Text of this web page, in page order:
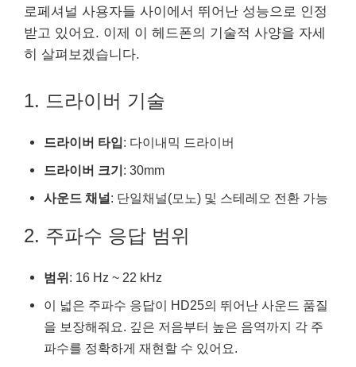
로페셔널 사용자들 사이에서 뛰어난 성능으로 인정
받고 있어요. 이제 이 헤드폰의 기술적 사양을 자세
히 살펴보겠습니다.
1. 드라이버 기술
드라이버 타입: 다이내믹 드라이버
드라이버 크기: 30mm
사운드 채널: 단일채널(모노) 및 스테레오 전환 가능
2. 주파수 응답 범위
범위: 16 Hz ~ 22 kHz
이 넓은 주파수 응답이 HD25의 뛰어난 사운드 품질
을 보장해줘요. 깊은 저음부터 높은 음역까지 각 주
파수를 정확하게 재현할 수 있어요.